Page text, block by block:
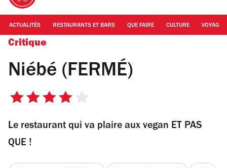
ACTUALITÉS RESTAURANTS ET BARS QUE FAIRE CULTURE VOYAGE
Critique
Niébé (FERMÉ)
4
5
Le restaurant qui va plaire aux vegan ET PAS
QUE !